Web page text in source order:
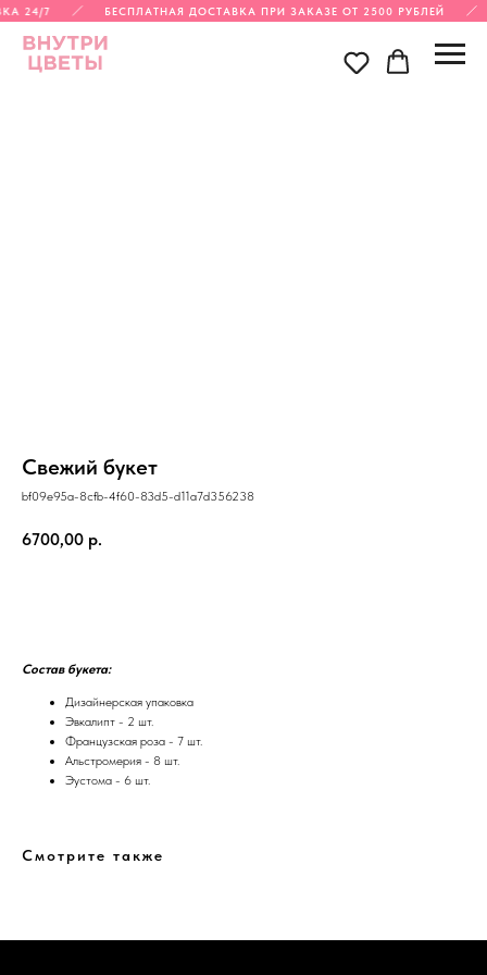
24/7 БЕСПЛАТНАЯ ДОСТАВКА ПРИ ЗАКАЗЕ ОТ 2500 РУБЛЕЙ
Свежий букет
bf09e95a-8cfb-4f60-83d5-d11a7d356238
6700,00 р.
Состав букета:
Дизайнерская упаковка
Эвкалипт - 2 шт.
Французская роза - 7 шт.
Альстромерия - 8 шт.
Эустома - 6 шт.
Смотрите также